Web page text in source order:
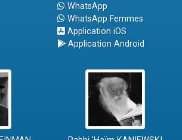
WhatsApp
WhatsApp Femmes
Application iOS
Application Android